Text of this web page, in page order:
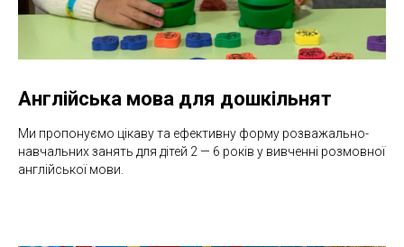
Англійська мова для дошкільнят
Ми пропонуємо цікаву та ефективну форму розважально-
навчальних занять для дітей 2 — 6 років у вивченні розмовної
англійської мови.